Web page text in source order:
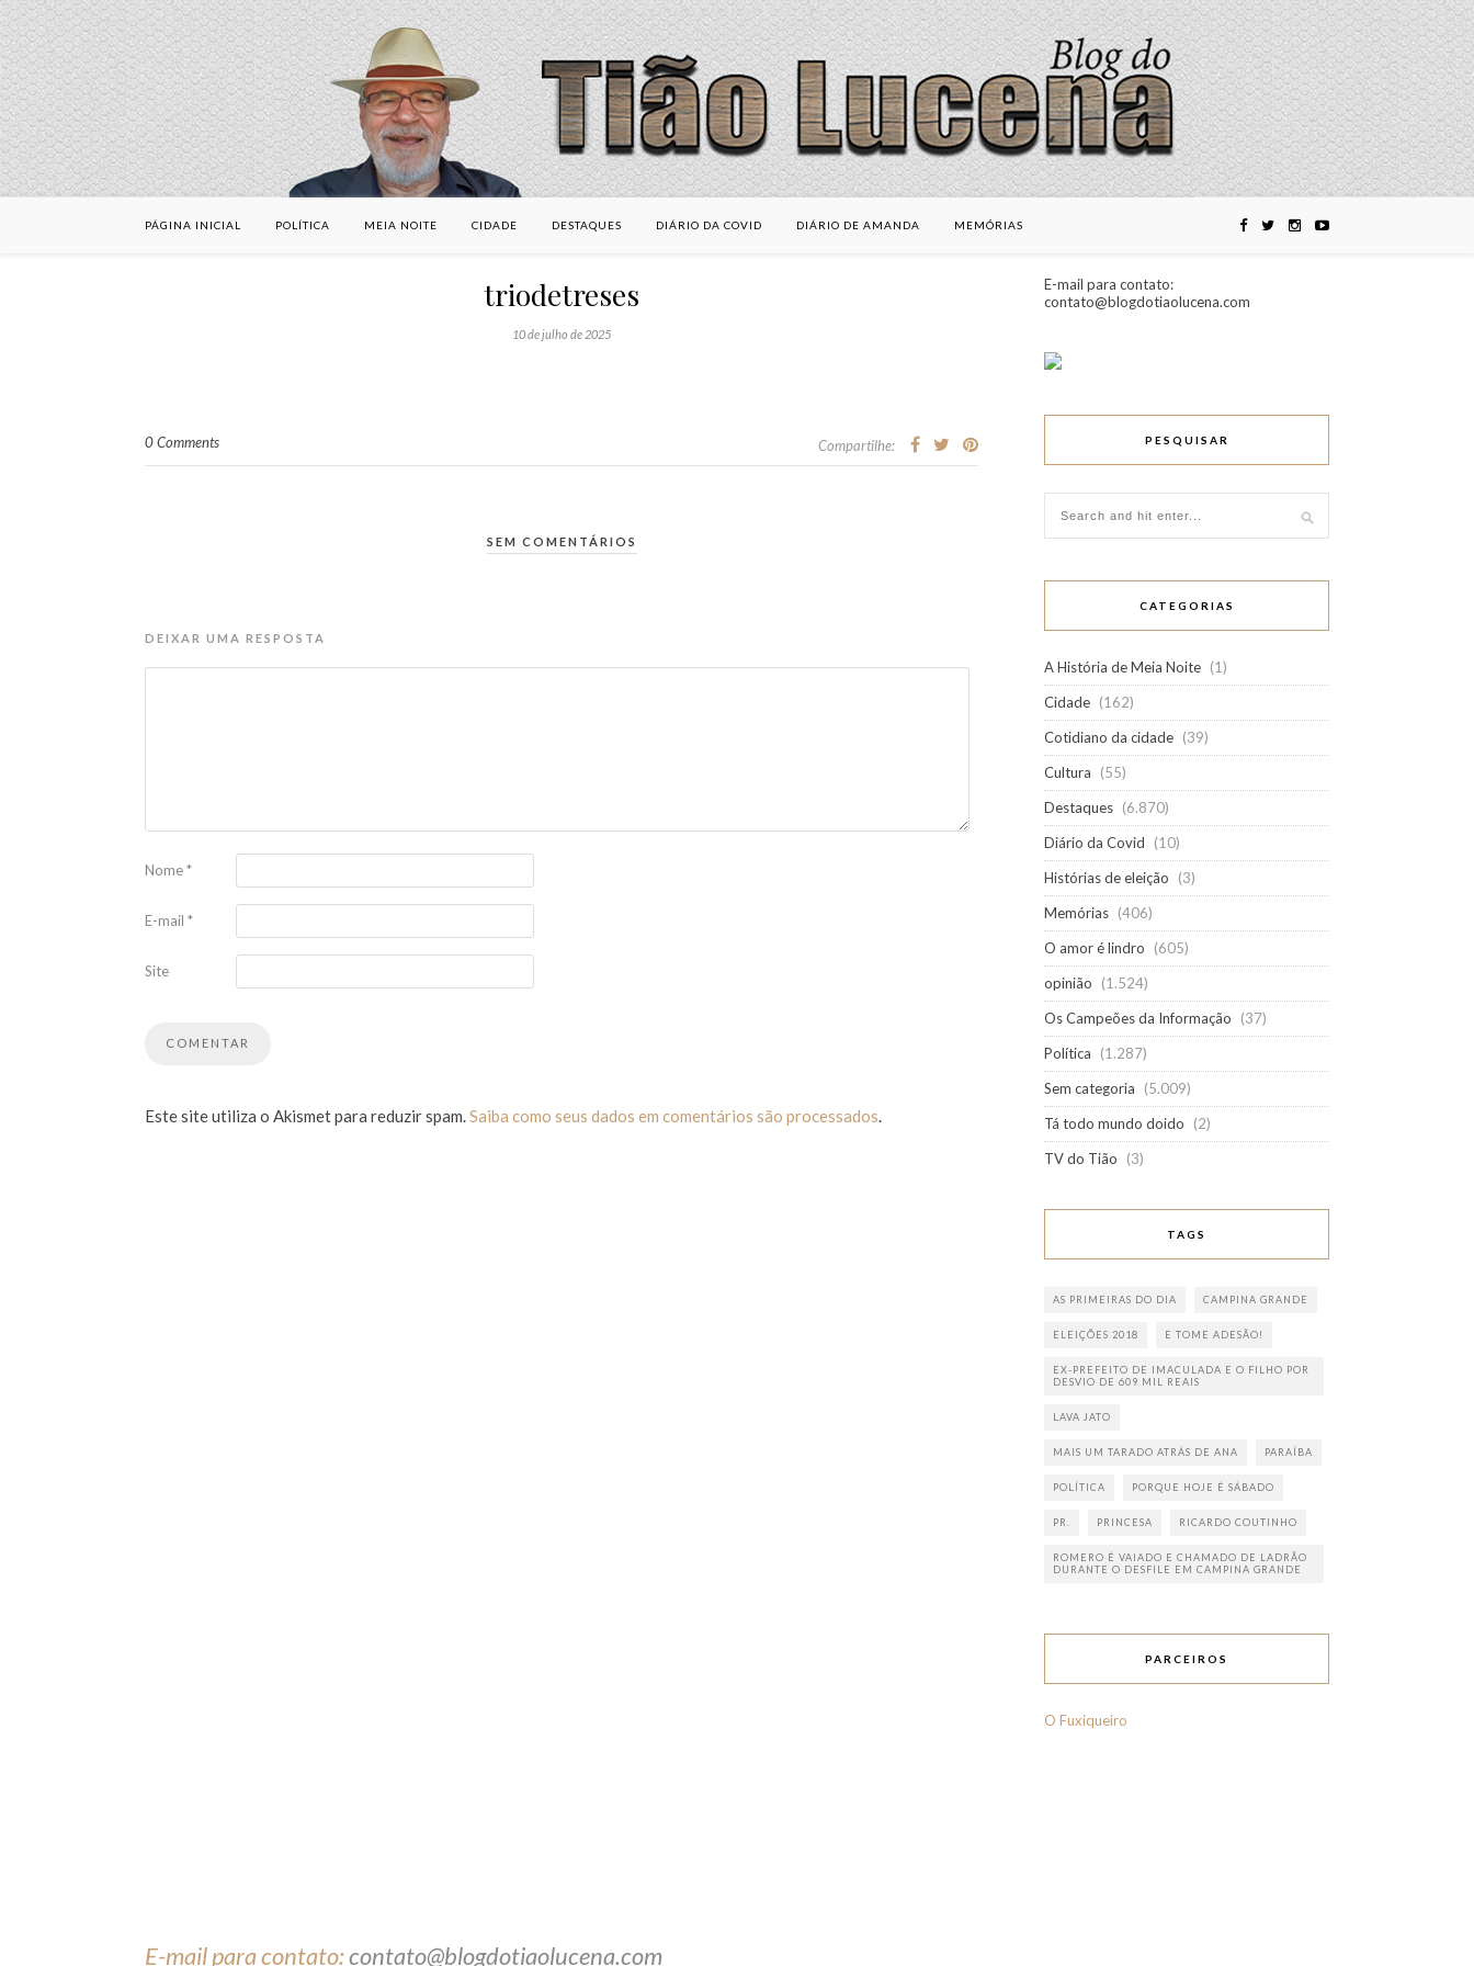
PÁGINA INICIAL POLÍTICA MEIA NOITE CIDADE DESTAQUES DIÁRIO DA COVID DIÁRIO DE AMANDA MEMÓRIAS
triodetreses
10 de julho de 2025
0 Comments Compartilhe:
SEM COMENTÁRIOS
DEIXAR UMA RESPOSTA
Nome*
E-mail *
Site
Este site utiliza o Akismet para reduzir spam.Saiba como seus dados em comentários são processados.
E-mail para contato:
contato@blogdotiaolucena.com
PESQUISAR
CATEGORIAS
A História de Meia Noite (1)
Cidade (162)
Cotidiano da cidade (39)
Cultura
(55)
Destaques (6.870)
Diário da Covid
(10)
Histórias de eleição
(3)
Memórias (406)
O amor é lindro
(605)
opinião
(1.524)
Os Campeões da Informação
(37)
Política
(1.287)
Sem categoria
(5.009)
Tá todo mundo doido
(2)
TV do Tião
(3)
TAGS
AS PRIMEIRAS DO DIA CAMPINA GRANDE
ELEIÇÕES 2018 E TOME ADESÃO!
EX-PREFEITO DE IMACULADA E O FILHO POR
DESVIO DE 609 MIL REAIS
LAVA JATO
MAIS UM TARADO ATRÁS DE ANA PARAÍBA
POLÍTICA PORQUE HOJE É SÁBADO
PR. PRINCESA RICARDO COUTINHO
ROMERO É VAIADO E CHAMADO DE LADRÃO
DURANTE O DESFILE EM CAMPINA GRANDE
PARCEIROS
O Fuxiqueiro
E-mail para contato:contato@blogdotiaolucena.com